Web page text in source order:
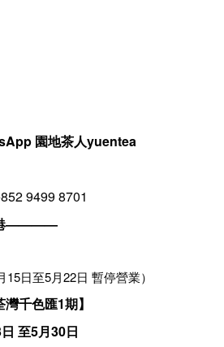
園地茶人yuentea
9499 8701
————
15日至5月22日 暫停營業）
灣千色匯1期】
至5月30日